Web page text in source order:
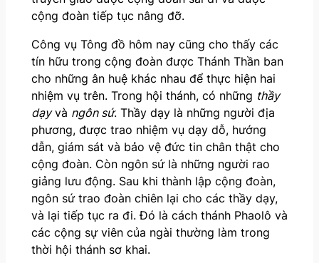
cộng đoàn tiếp tục nâng đỡ.
Công vụ Tông đồ hôm nay cũng cho thấy các
tín hữu trong cộng đoàn được Thánh Thần ban
cho những ân huệ khác nhau để thực hiện hai
nhiệm vụ trên. Trong hội thánh, có những thầy
dạyvà ngôn sứ. Thầy dạy là những người địa
phương, được trao nhiệm vụ dạy dỗ, hướng
dẫn, giám sát và bảo vệ đức tin chân thật cho
cộng đoàn. Còn ngôn sứ là những người rao
giảng lưu động. Sau khi thành lập cộng đoàn,
ngôn sứ trao đoàn chiên lại cho các thầy dạy,
và lại tiếp tục ra đi. Đó là cách thánh Phaolô và
các cộng sự viên của ngài thường làm trong
thời hội thánh sơ khai.